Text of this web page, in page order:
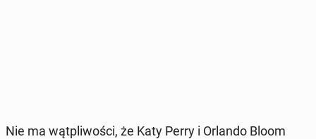
Nie ma wąt­pli­wo­ści, że Katy Perry i Orlando Bloom